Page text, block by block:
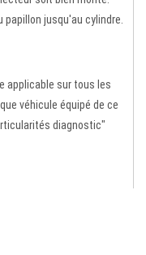
jusqu'au cylindre.
applicable sur tous les
véhicule équipé de ce
diagnostic"